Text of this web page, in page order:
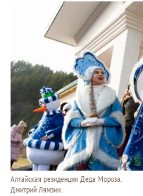
Алтайская резиденция Деда Мороза.
Дмитрий Лямзин.